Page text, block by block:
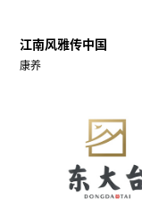
江南风雅传中国
康养